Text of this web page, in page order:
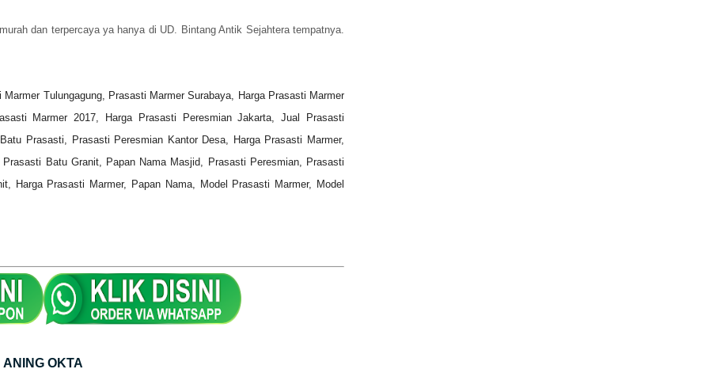
dan terpercaya ya hanya di UD. Bintang Antik Sejahtera tempatnya.
Tulungagung, Prasasti Marmer Surabaya, Harga Prasasti Marmer
Marmer 2017, Harga Prasasti Peresmian Jakarta, Jual Prasasti
Prasasti, Prasasti Peresmian Kantor Desa, Harga Prasasti Marmer,
Batu Granit, Papan Nama Masjid, Prasasti Peresmian, Prasasti
Harga Prasasti Marmer, Papan Nama, Model Prasasti Marmer, Model
ANING OKTA